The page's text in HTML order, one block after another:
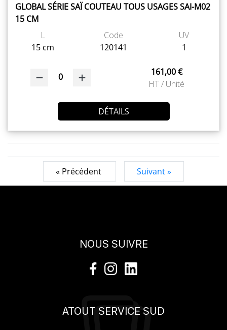
GLOBAL SÉRIE SAÏ COUTEAU TOUS USAGES SAI-M02
15 CM
L
15 cm
Code
120141
UV
1
0
161,00 €
HT / Unité
DÉTAILS
« Précédent Suivant »
NOUS SUIVRE
ATOUT SERVICE SUD